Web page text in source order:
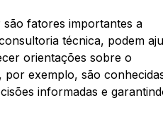
fatores importantes a
técnica, podem
orientações sobre o
por exemplo, são
informadas e